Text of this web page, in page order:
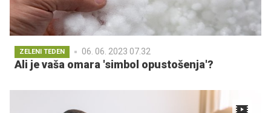
ZELENI TEDEN 06. 06. 2023 07.32
Ali je vaša omara 'simbol opustošenja'?